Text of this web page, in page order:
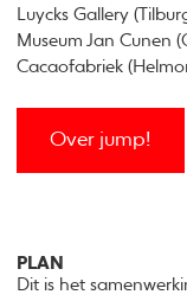
Luycks Gallery
Museum Jan Cunen
Cacaofabriek
Over jump!
PLAN
Dit is het